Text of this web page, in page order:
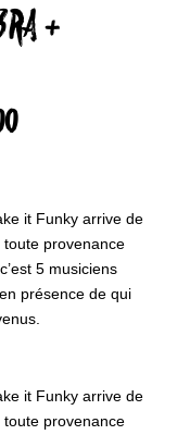
+
it Funky arrive de
provenance
5 musiciens
présence de qui
it Funky arrive de
provenance